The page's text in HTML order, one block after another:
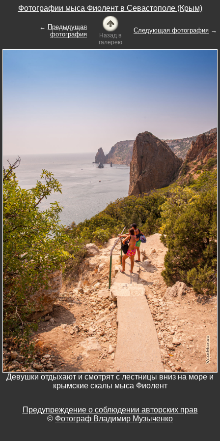
Фотографии мыса Фиолент в Севастополе (Крым)
← Предыдущая
фотография
Назад в
галерею
Следующая фотография →
Девушки отдыхают и смотрят с лестницы вниз на море и
крымские скалы мыса Фиолент
Предупреждение о соблюдении авторских прав
© Фотограф Владимир Музыченко